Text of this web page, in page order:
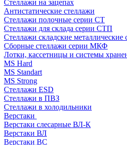
Стеллажи на зацепах
Антистатические стеллажи
Стеллажи полочные серии СТ
Стеллажи для склада серии СТП
Стеллажи складские
Сборные стеллажи серии МКФ
Лотки, кассетницы и системы
MS Hard
MS Standart
MS Strong
Стеллажи ESD
Стеллажи в ПВЗ
Стеллажи в холодильники
Верстаки
Верстаки слесарные ВЛ-К
Верстаки ВЛ
Верстаки ВС